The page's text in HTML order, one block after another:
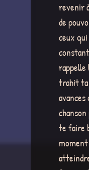
revenir
de
ceux
trahit ta
avances
te faire